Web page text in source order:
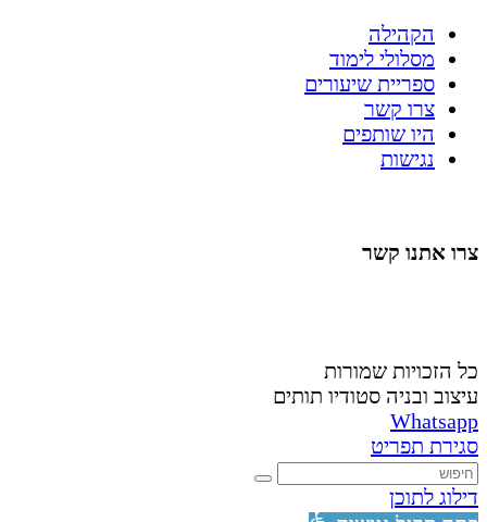
הקהילה
מסלולי לימוד
ספריית שיעורים
צרו קשר
היו שותפים
נגישות
צרו אתנו קשר
כל הזכויות שמורות
עיצוב ובניה סטודיו תותים
Whatsapp
סגירת תפריט
דילוג לתוכן